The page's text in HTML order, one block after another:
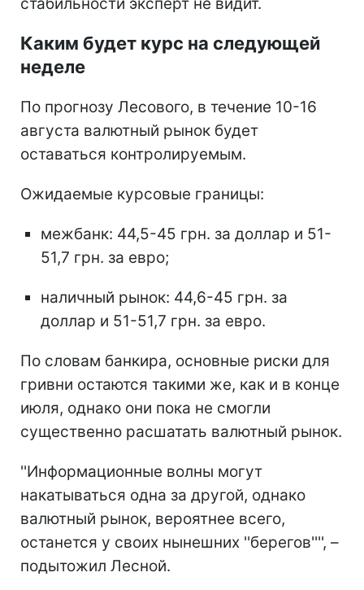
Каким будет курс на следующей
неделе
По прогнозу Лесового, в течение 10-16
августа валютный рынок будет
оставаться контролируемым.
Ожидаемые курсовые границы:
межбанк: 44,5-45 грн. за доллар и 51-
51,7 грн. за евро;
наличный рынок: 44,6-45 грн. за
доллар и 51-51,7 грн. за евро.
По словам банкира, основные риски для
гривни остаются такими же, как и в конце
июля, однако они пока не смогли
существенно расшатать валютный рынок.
''Информационные волны могут
накатываться одна за другой, однако
валютный рынок, вероятнее всего,
останется у своих нынешних ''берегов'''', –
подытожил Лесной.